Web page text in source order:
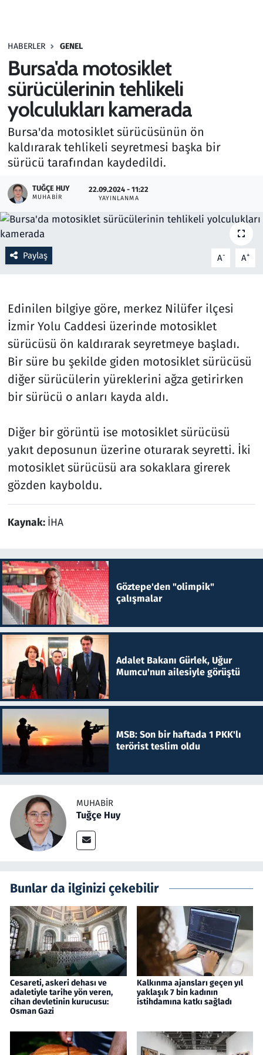
HABERLER GENEL
Bursa'da motosiklet
sürücülerinin tehlikeli
yolculukları kamerada
Bursa'da motosiklet sürücüsünün ön
kaldırarak tehlikeli seyretmesi başka bir
sürücü tarafından kaydedildi.
TUĞÇE HUY
MUHABIR
22.09.2024 - 11:22
YAYINLANMA
Paylaş A- A+
Edinilen bilgiye göre, merkez Nilüfer ilçesi
İzmir Yolu Caddesi üzerinde motosiklet
sürücüsü ön kaldırarak seyretmeye başladı.
Bir süre bu şekilde giden motosiklet sürücüsü
diğer sürücülerin yüreklerini ağza getirirken
bir sürücü o anları kayda aldı.
Diğer bir görüntü ise motosiklet sürücüsü
yakıt deposunun üzerine oturarak seyretti. İki
motosiklet sürücüsü ara sokaklara girerek
gözden kayboldu.
Kaynak: İHA
Göztepe'den "olimpik"
çalışmalar
Adalet Bakanı Gürlek, Uğur
Mumcu'nun ailesiyle görüştü
MSB: Son bir haftada 1 PKK'lı
terörist teslim oldu
MUHABIR
Tuğçe Huy
Bunlar da ilginizi çekebilir
Cesareti, askeri dehası ve
adaletiyle tarihe yön veren,
cihan devletinin kurucusu:
Osman Gazi
Kalkınma ajansları geçen yıl
yaklaşık 7 bin kadının
istihdamına katkı sağladı
Haber
Kültür Sanat
Kurumsal Haberler
Lezzet Durağı
Memur ve Kamu
Otomobil
Oyun
Ramazan
Rüya Tabirleri
Sağlık
Savunma Sanayi
Teknoloji ve Bilim
Televizyon